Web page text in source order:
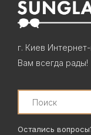
г. Киев
Вам всегда рады!
Search
Остались